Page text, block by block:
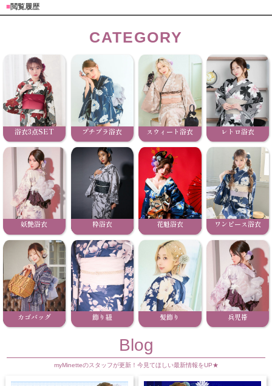
■閲覧履歴
CATEGORY
浴衣3点SET プチプラ浴衣 スウィート浴衣 レトロ浴衣
妖艶浴衣 粋浴衣 花魁浴衣 ワンピース浴衣
カゴバッグ 飾り紐 髪飾り 兵児帯
Blog
myMinetteのスタッフが更新！今見てほしい最新情報をUP★